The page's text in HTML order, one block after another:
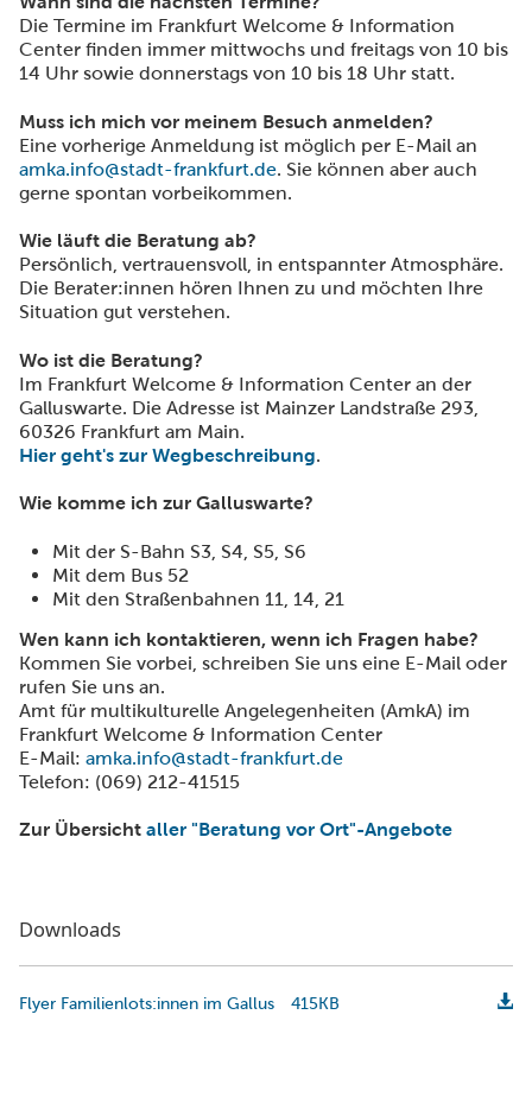
Die Termine im Frankfurt Welcome & Information
Center finden immer mittwochs und freitags von 10 bis
14 Uhr sowie donnerstags von 10 bis 18 Uhr statt.
Muss ich mich vor meinem Besuch anmelden?
Eine vorherige Anmeldung ist möglich per E-Mail an
amka.info@stadt-frankfurt.de. Sie können aber auch
gerne spontan vorbeikommen.
Wie läuft die Beratung ab?
Persönlich, vertrauensvoll, in entspannter Atmosphäre.
Die Berater:innen hören Ihnen zu und möchten Ihre
Situation gut verstehen.
Wo ist die Beratung?
Im Frankfurt Welcome & Information Center an der
Galluswarte. Die Adresse ist Mainzer Landstraße 293,
60326 Frankfurt am Main.
Hier geht's zur Wegbeschreibung.
Wie komme ich zur Galluswarte?
Mit der S-Bahn S3, S4, S5, S6
Mit dem Bus 52
Mit den Straßenbahnen 11, 14, 21
Wen kann ich kontaktieren, wenn ich Fragen habe?
Kommen Sie vorbei, schreiben Sie uns eine E-Mail oder
rufen Sie uns an.
Amt für multikulturelle Angelegenheiten (AmkA) im
Frankfurt Welcome & Information Center
E-Mail: amka.info@stadt-frankfurt.de
Telefon: (069) 212-41515
Zur Übersicht aller "Beratung vor Ort"-Angebote
Downloads
Flyer Familienlots:innen im Gallus 415KB